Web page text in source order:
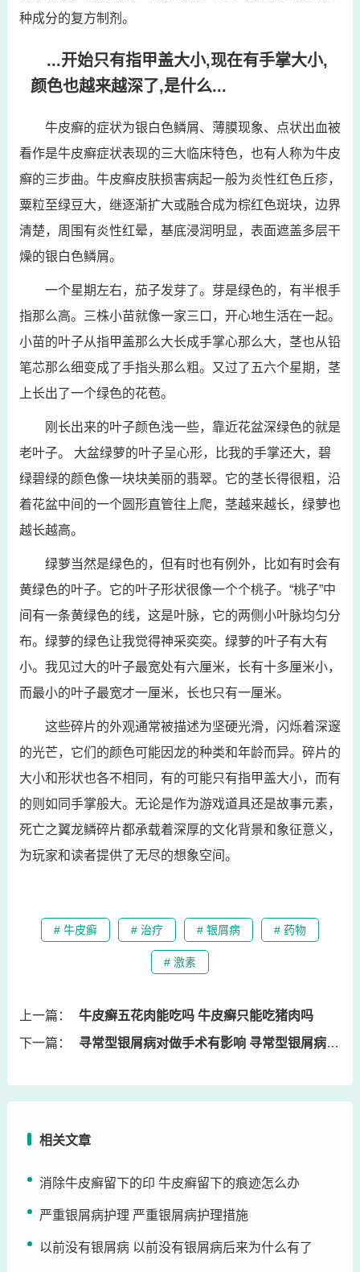
种成分的复方制剂。
...开始只有指甲盖大小,现在有手掌大小,
颜色也越来越深了,是什么...
牛皮癣的症状为银白色鳞屑、薄膜现象、点状出血被
看作是牛皮癣症状表现的三大临床特色，也有人称为牛皮
癣的三步曲。牛皮癣皮肤损害病起一般为炎性红色丘疹，
粟粒至绿豆大，继逐渐扩大或融合成为棕红色斑块，边界
清楚，周围有炎性红晕，基底浸润明显，表面遮盖多层干
燥的银白色鳞屑。
一个星期左右，茄子发芽了。芽是绿色的，有半根手
指那么高。三株小苗就像一家三口，开心地生活在一起。
小苗的叶子从指甲盖那么大长成手掌心那么大，茎也从铅
笔芯那么细变成了手指头那么粗。又过了五六个星期，茎
上长出了一个绿色的花苞。
刚长出来的叶子颜色浅一些，靠近花盆深绿色的就是
老叶子。 大盆绿萝的叶子呈心形，比我的手掌还大，碧
绿碧绿的颜色像一块块美丽的翡翠。它的茎长得很粗，沿
着花盆中间的一个圆形直管往上爬，茎越来越长，绿萝也
越长越高。
绿萝当然是绿色的，但有时也有例外，比如有时会有
黄绿色的叶子。它的叶子形状很像一个个桃子。“桃子”中
间有一条黄绿色的线，这是叶脉，它的两侧小叶脉均匀分
布。绿萝的绿色让我觉得神采奕奕。绿萝的叶子有大有
小。我见过大的叶子最宽处有六厘米，长有十多厘米小，
而最小的叶子最宽才一厘米，长也只有一厘米。
这些碎片的外观通常被描述为坚硬光滑，闪烁着深邃
的光芒，它们的颜色可能因龙的种类和年龄而异。碎片的
大小和形状也各不相同，有的可能只有指甲盖大小，而有
的则如同手掌般大。无论是作为游戏道具还是故事元素，
死亡之翼龙鳞碎片都承载着深厚的文化背景和象征意义，
为玩家和读者提供了无尽的想象空间。
# 牛皮癣 # 治疗 # 银屑病 # 药物
# 激素
上一篇：
牛皮癣五花肉能吃吗 牛皮癣只能吃猪肉吗
下一篇：
寻常型银屑病对做手术有影响 寻常型银屑病静止期多久
相关文章
消除牛皮癣留下的印 牛皮癣留下的痕迹怎么办
严重银屑病护理 严重银屑病护理措施
以前没有银屑病 以前没有银屑病后来为什么有了